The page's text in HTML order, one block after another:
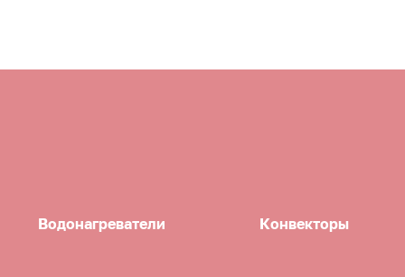
Водонагреватели Конвекторы